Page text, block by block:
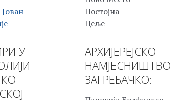
У
Постојна
Цеље
АРХИЈЕРЕЈСКО
НАМЈЕСНИШТВО
ЗАГРЕБАЧКО: